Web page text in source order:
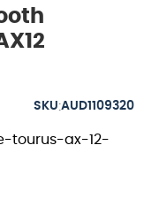
:AUD1109320